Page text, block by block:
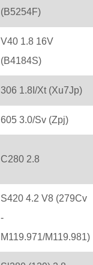
(B5254F)
V40 1.8 16V
(B4184S)
306 1.8I/Xt (Xu7Jp)
605 3.0/Sv (Zpj)
C280 2.8
S420 4.2 V8 (279Cv
-
M119.971/M119.981)